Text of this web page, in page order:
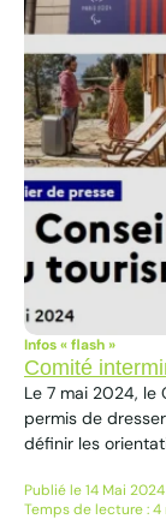
Comité
Infos « flash »
Le 7 mai 2024, le
permis de
définir les
effectué sur le
Publié le 14 Mai 2024
Temps de lecture : 4